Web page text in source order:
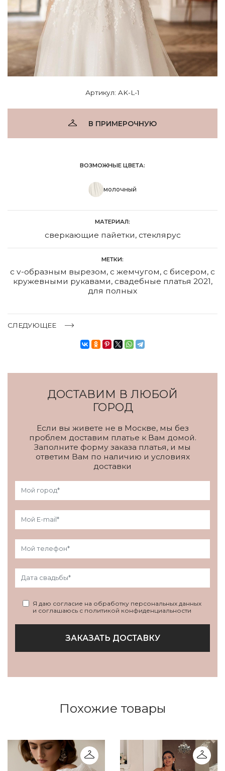
Артикул: AK-L-1
В ПРИМЕРОЧНУЮ
ВОЗМОЖНЫЕ ЦВЕТА:
молочный
МАТЕРИАЛ:
сверкающие пайетки, стеклярус
МЕТКИ:
с v-образным вырезом, с жемчугом, с бисером, с
кружевными рукавами, свадебные платья 2021,
для полных
СЛЕДУЮЩЕЕ
ДОСТАВИМ В ЛЮБОЙ
ГОРОД
Если вы живете не в Москве, мы без
проблем доставим платье к Вам домой.
Заполните форму заказа платья, и мы
ответим Вам по наличию и условиях
доставки
Я даю согласие на обработку персональных данных
и соглашаюсь с политикой конфиденциальности
ЗАКАЗАТЬ ДОСТАВКУ
Похожие товары